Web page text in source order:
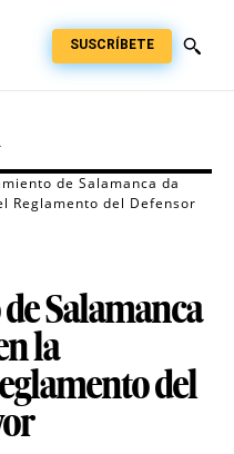
SUSCRÍBETE
de Salamanca da
Reglamento del Defensor
Salamanca
la
del